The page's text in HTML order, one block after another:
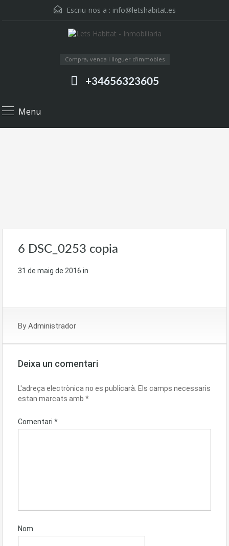
Escriu-nos a : info@letshabitat.es
Compra, venda i lloguer d'immobles
+34656323605
Menu
6 DSC_0253 copia
31 de maig de 2016 in
By Administrador
Deixa un comentari
L'adreça electrònica no es publicarà. Els camps necessaris
estan marcats amb *
Comentari *
Nom